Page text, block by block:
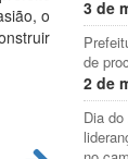
o
3 de
de
2 de
Dia